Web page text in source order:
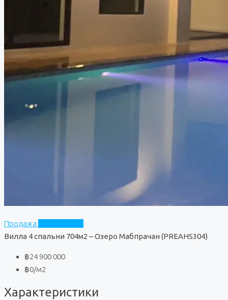
Продажа
Вилла 4 спальни 704м2 – Озеро Мабпрачан (PREAHS304)
฿24 900 000
฿0/м2
Характеристики